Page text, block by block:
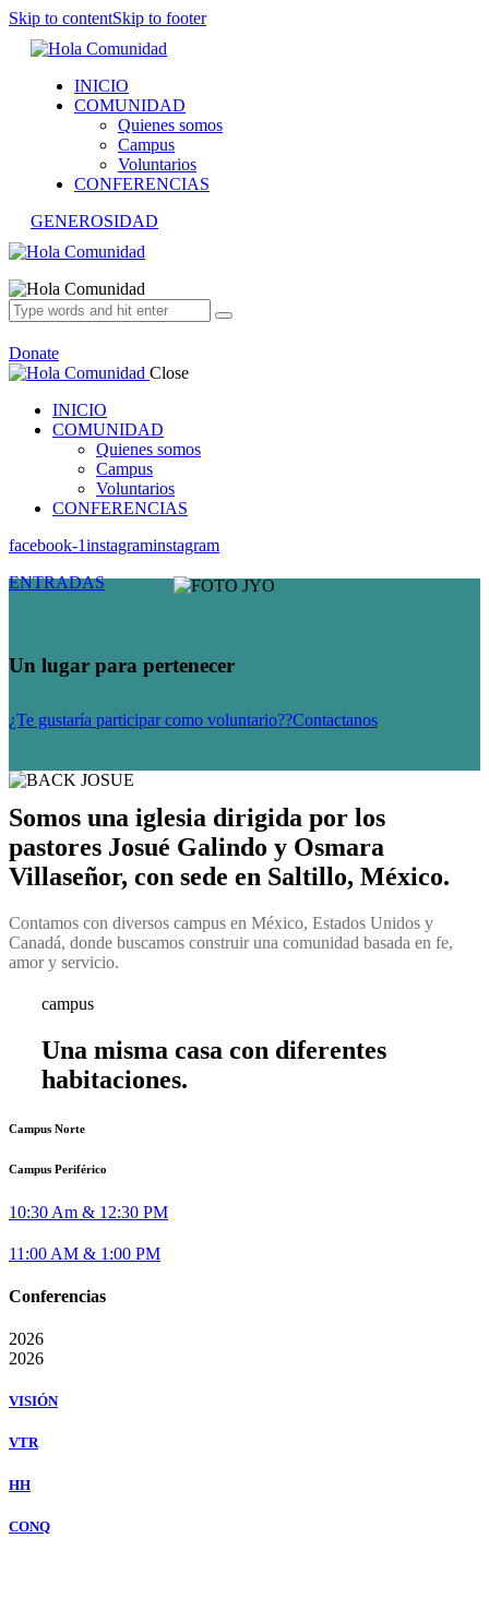
Skip to contentSkip to footer
INICIO
COMUNIDAD
Quienes somos
Campus
Voluntarios
CONFERENCIAS
GENEROSIDAD
Donate
Close
INICIO
COMUNIDAD
Quienes somos
Campus
Voluntarios
CONFERENCIAS
facebook-1instagraminstagram
ENTRADAS
Un lugar para pertenecer
¿Te gustaría participar como voluntario??Contactanos
Somos una iglesia dirigida por los
pastores Josué Galindo y Osmara
Villaseñor, con sede en Saltillo, México.
Contamos con diversos campus en México, Estados Unidos y
Canadá, donde buscamos construir una comunidad basada en fe,
amor y servicio.
campus
Una misma casa con diferentes
habitaciones.
Campus Norte
Campus Periférico
10:30 Am & 12:30 PM
11:00 AM & 1:00 PM
Conferencias
2026
2026
VISIÓN
VTR
HH
CONQ